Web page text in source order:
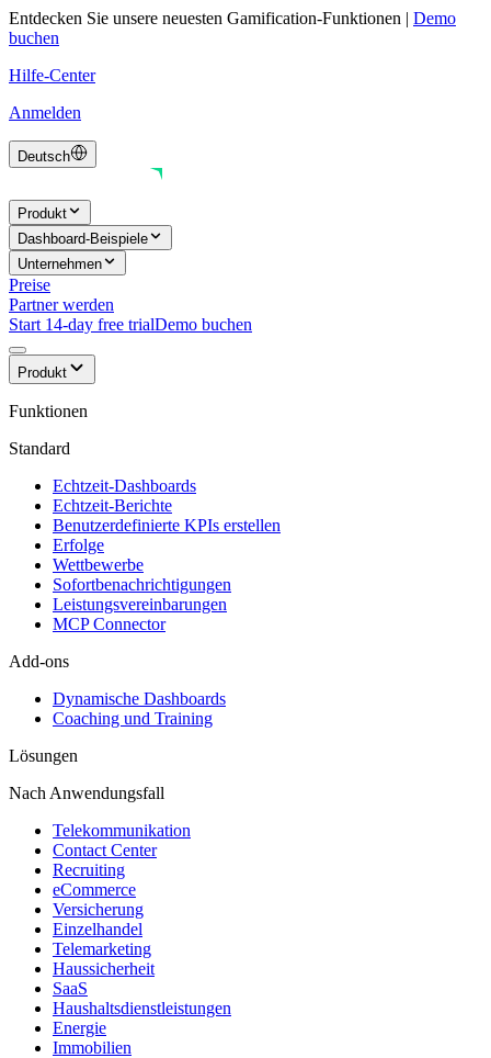
Entdecken Sie unsere neuesten Gamification-Funktionen | Demo
buchen
Hilfe-Center
Anmelden
Deutsch
Produkt
Dashboard-Beispiele
Unternehmen
Preise
Partner werden
Start 14-day free trialDemo buchen
Produkt
Funktionen
Standard
Echtzeit-Dashboards
Echtzeit-Berichte
Benutzerdefinierte KPIs erstellen
Erfolge
Wettbewerbe
Sofortbenachrichtigungen
Leistungsvereinbarungen
MCP Connector
Add-ons
Dynamische Dashboards
Coaching und Training
Lösungen
Nach Anwendungsfall
Telekommunikation
Contact Center
Recruiting
eCommerce
Versicherung
Einzelhandel
Telemarketing
Haussicherheit
SaaS
Haushaltsdienstleistungen
Energie
Immobilien